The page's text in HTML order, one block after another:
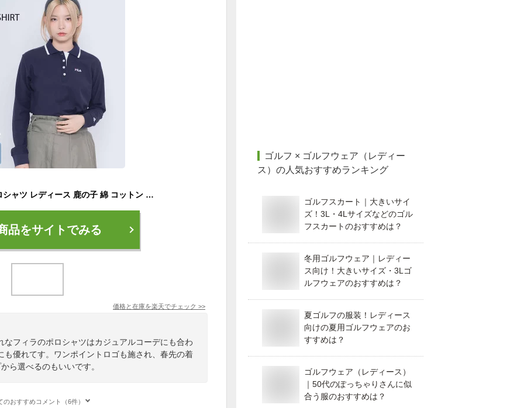
FILA フィラ 長袖 ポロシャツ レディース 鹿の子 綿 コットン ドライ 吸汗速乾 ボタンダウン 無地 ワンポイントロゴ スポーツブランド ゴルフウェア おしゃれ かわいい カジュアル 黒 白 紺 大人 学生 女性 トップス 春 秋 冬 プレゼント
品をサイトでみる
価格と在庫を楽天でチェック >>
なフィラのポロシャツはカジュアルコーデにも合わ
も優れてす。ワンポイントロゴも施され、春先の着
ら選べるのもいいです。
のおすすめコメント（6件）
ゴルフ × ゴルフウェア（レディー
ス） の人気おすすめランキング
ゴルフスカート｜大きいサイ
ズ！3L・4Lサイズなどのゴル
フスカートのおすすめは？
冬用ゴルフウェア｜レディー
ス向け！大きいサイズ・3Lゴ
ルフウェアのおすすめは？
夏ゴルフの服装！レディース
向けの夏用ゴルフウェアのお
すすめは？
ゴルフウェア（レディース）
｜50代のぽっちゃりさんに似
合う服のおすすめは？